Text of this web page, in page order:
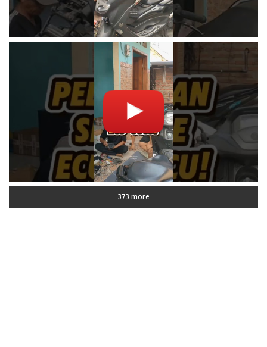
373 more